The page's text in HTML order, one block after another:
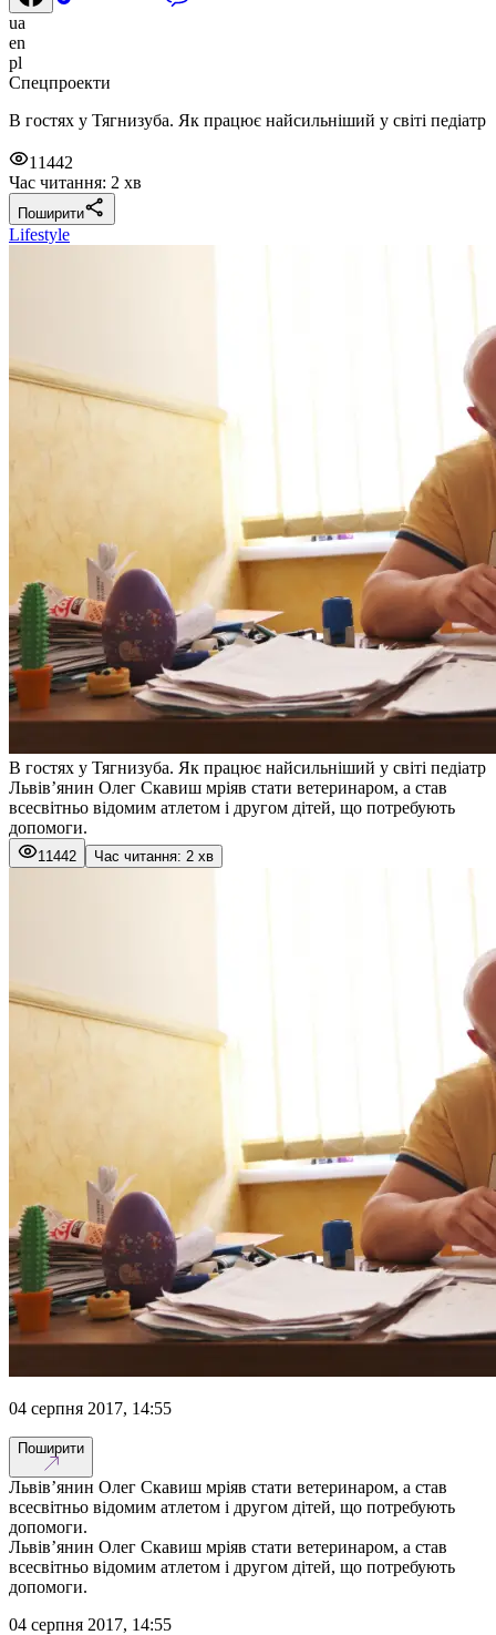
ua
en
pl
Спецпроекти
В гостях у Тягнизуба. Як працює найсильніший у світі педіатр
11442
Час читання: 2 хв
Поширити
Lifestyle
В гостях у Тягнизуба. Як працює найсильніший у світі педіатр
Львів’янин Олег Скавиш мріяв стати ветеринаром, а став
всесвітньо відомим атлетом і другом дітей, що потребують
допомоги.
11442 Час читання: 2 хв
04 серпня 2017, 14:55
Поширити
Львів’янин Олег Скавиш мріяв стати ветеринаром, а став
всесвітньо відомим атлетом і другом дітей, що потребують
допомоги.
Львів’янин Олег Скавиш мріяв стати ветеринаром, а став
всесвітньо відомим атлетом і другом дітей, що потребують
допомоги.
04 серпня 2017, 14:55